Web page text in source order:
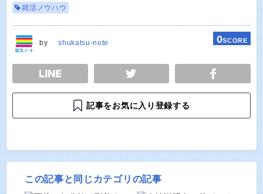
就活ノウハウ
by shukatsu-note 0SCORE
TWEET
記事をお気に入り登録する
この記事と同じカテゴリの記事